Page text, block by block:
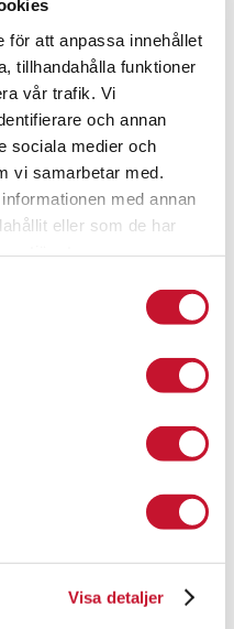
för att anpassa innehållet
tillhandahålla funktioner
vår trafik. Vi
och annan
sociala medier och
vi samarbetar med.
med annan
eller som de har
Visa detaljer
på landsvägarna.
finns har mysiga